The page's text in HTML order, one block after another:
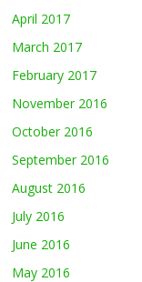
April 2017
March 2017
February 2017
November 2016
October 2016
September 2016
August 2016
July 2016
June 2016
May 2016